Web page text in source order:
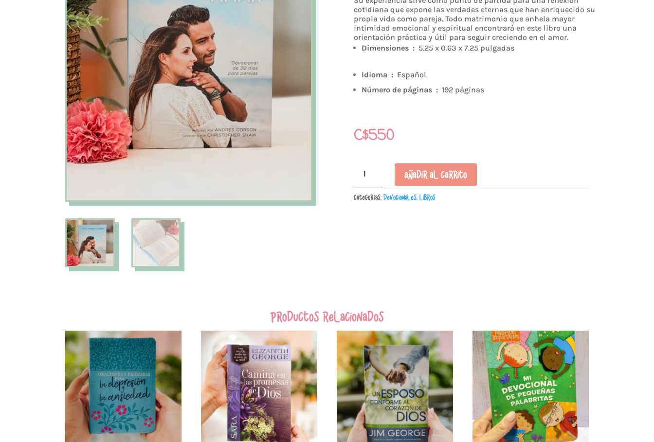
cotidiana que expone las verdades eternas que han enriquecido su
propia vida como pareja. Todo matrimonio que anhela mayor
intimidad emocional y espiritual encontrará en este libro una
orientación práctica y útil para seguir creciendo en el amor.
Dimensiones ‏ : ‎ 5.25 x 0.63 x 7.25 pulgadas
Idioma ‏ : ‎ Español
Número de páginas ‏ : ‎ 192 páginas
C$550
amar
cantidad
Añadir al carrito
Categorías: Devocionales, Libros
Productos relacionados